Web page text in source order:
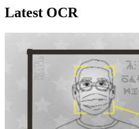
Latest OCR